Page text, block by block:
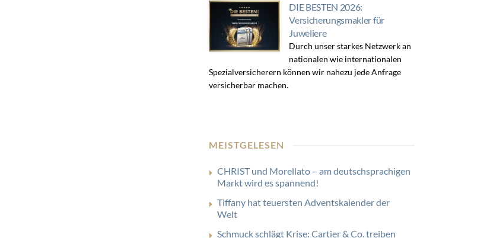
DIE BESTEN 2026:
Versicherungsmakler für
Juweliere
Durch unser starkes Netzwerk an
nationalen wie internationalen
Spezialversicherern können wir nahezu jede Anfrage
versicherbar machen.
MEISTGELESEN
CHRIST und Morellato – am deutschsprachigen
Markt wird es spannend!
Tiffany hat teuersten Adventskalender der
Welt
Schmuck schlägt Krise: Cartier & Co. treiben